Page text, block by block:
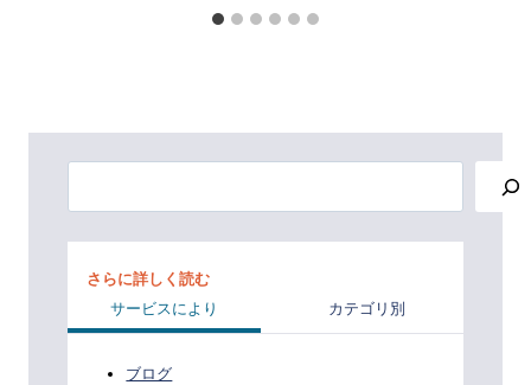
索
さらに詳しく読む
サービスにより
カテゴリ別
ブログ